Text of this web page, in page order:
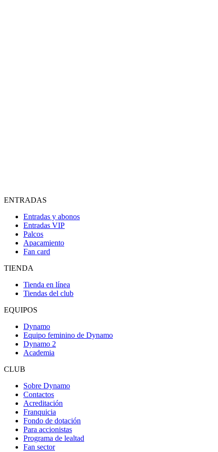
ENTRADAS
Entradas y abonos
Entradas VIP
Palcos
Apacamiento
Fan card
TIENDA
Tienda en línea
Tiendas del club
EQUIPOS
Dynamo
Equipo feminino de Dynamo
Dynamo 2
Academia
CLUB
Sobre Dynamo
Contactos
Acreditación
Franquicia
Fondo de dotación
Para accionistas
Programa de lealtad
Fan sector